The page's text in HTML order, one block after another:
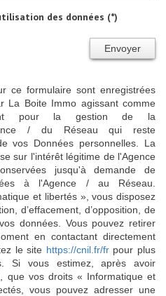
des données (*)
Envoyer
ce formulaire sont enregistrées
La Boite Immo agissant comme
pour la gestion de la
/ du Réseau qui reste
vos Données personnelles. La
sur l'intérêt légitime de l'Agence
jusqu'à demande de
à l'Agence / au Réseau.
et libertés », vous disposez
d’effacement, d’opposition, de
données. Vous pouvez retirer
en contactant directement
le site https://cnil.fr/frpour plus
Si vous estimez, après avoir
que vos droits « Informatique et
vous pouvez adresser une